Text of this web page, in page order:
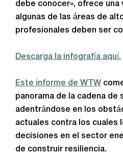
debe conocer», ofrece una
algunas de las áreas de
profesionales deben ser
Descarga la infografía aquí.
Este informe de WTW
panorama de la cadena
adentrándose en los
actuales contra los cuales
decisiones en el sector
de construir resiliencia.